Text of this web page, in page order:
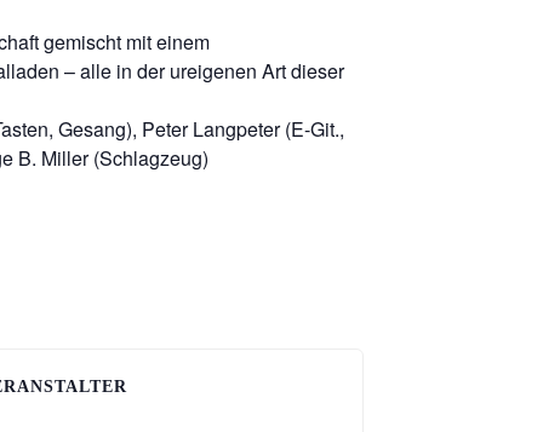
gemischt mit einem
– alle in der ureigenen Art dieser
Gesang), Peter Langpeter (E-Git.,
B. Miller (Schlagzeug)